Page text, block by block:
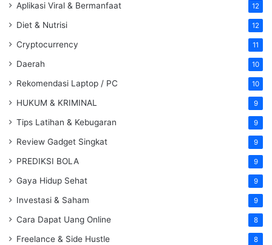
Aplikasi Viral & Bermanfaat 12
Diet & Nutrisi 12
Cryptocurrency 11
Daerah 10
Rekomendasi Laptop / PC 10
HUKUM & KRIMINAL 9
Tips Latihan & Kebugaran 9
Review Gadget Singkat 9
PREDIKSI BOLA 9
Gaya Hidup Sehat 9
Investasi & Saham 9
Cara Dapat Uang Online 8
Freelance & Side Hustle 8